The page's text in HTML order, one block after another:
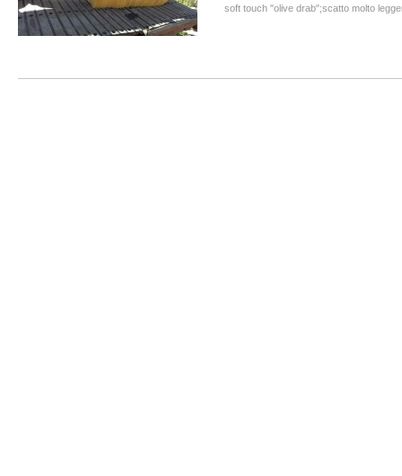
soft touch "olive drab";scatto molto